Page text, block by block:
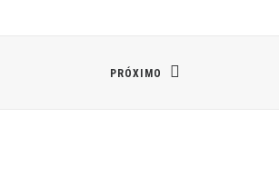
PRÓXIMO